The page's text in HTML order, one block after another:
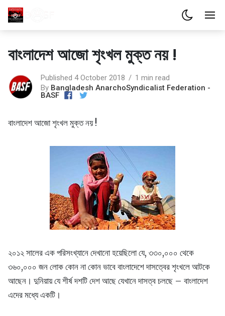
বাংলাদেশ আজো শৃংখল মুক্ত নয় !
Published 4 October 2018
1 min read
By Bangladesh AnarchoSyndicalist Federation -
BASF
বাংলাদেশ আজো শৃংখল মুক্ত নয় !
২০১২ সালের এক পরিসংখ্যানে দেখানো হয়েছিলো যে, ৩৩০,০০০ থেকে
৩৬০,০০০ জন লোক কোন না কোন ভাবে বাংলাদেশে দাসত্বের শৃংখলে আটকে
আছেন। দুনিয়ায় যে শীর্ষ দশটি দেশ আছে যেখানে দাসত্ব চলছে – বাংলাদেশ
এদের মধ্যে একটি।